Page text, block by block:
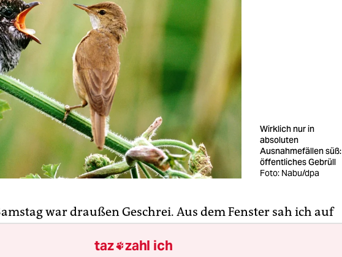
Wirklich nur in
absoluten
Ausnahmefällen süß:
öffentliches Gebrüll
Foto: Nabu/dpa
war draußen Geschrei. Aus dem Fenster sah ich auf
Leute, wie ich dem Geschrei nach einer Weile entnehmen
taz zahl ich